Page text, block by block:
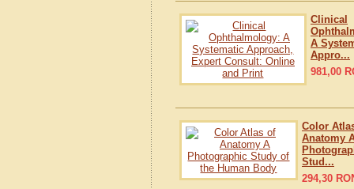
Clinical
A
Appro...
981,00
Color
Anatomy
Stud...
294,30